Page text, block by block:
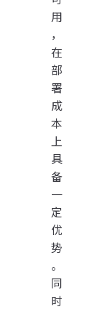
用
，
在
部
署
成
本
上
具
备
一
定
优
势
。
同
时